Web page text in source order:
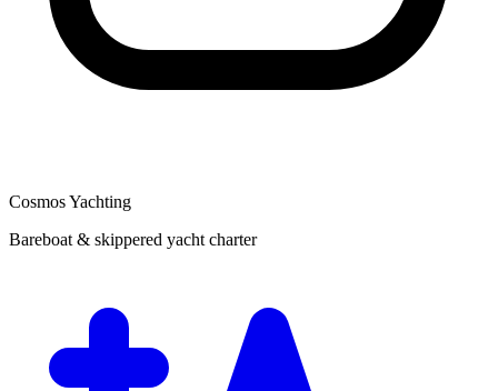
Cosmos Yachting
Bareboat & skippered yacht charter